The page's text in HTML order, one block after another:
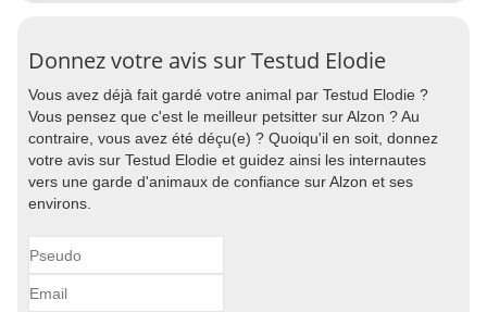
Donnez votre avis sur Testud Elodie
Vous avez déjà fait gardé votre animal par Testud Elodie ?
Vous pensez que c'est le meilleur petsitter sur Alzon ? Au
contraire, vous avez été déçu(e) ? Quoiqu'il en soit, donnez
votre avis sur Testud Elodie et guidez ainsi les internautes
vers une garde d'animaux de confiance sur Alzon et ses
environs.